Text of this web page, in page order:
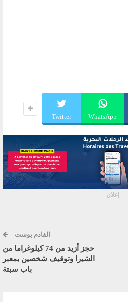
WhatsApp
Twitter
إعلان
القادم بوست
حجز أزيد من 74 كيلوغراما من
الشيرا وتوقيف شخصين بمعبر
باب سبتة